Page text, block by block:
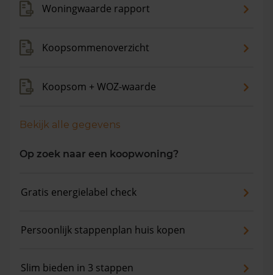
Woningwaarde rapport
Koopsommenoverzicht
Koopsom + WOZ-waarde
Bekijk alle gegevens
Op zoek naar een koopwoning?
Gratis energielabel check
Persoonlijk stappenplan huis kopen
Slim bieden in 3 stappen